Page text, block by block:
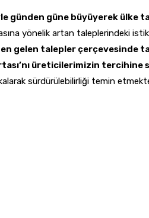
günden güne büyüyerek ülke
yönelik artan taleplerindeki
gelen talepler çerçevesinde
üreticilerimizin tercihine
sürdürülebilirliği temin